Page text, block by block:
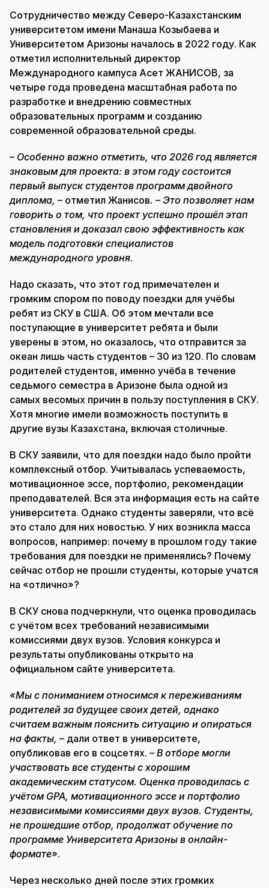
Сотрудничество между Северо-Казахстанским
университетом имени Манаша Козыбаева и
Университетом Аризоны началось в 2022 году. Как
отметил исполнительный директор
Международного кампуса Асет ЖАНИСОВ, за
четыре года проведена масштабная работа по
разработке и внедрению совместных
образовательных программ и созданию
современной образовательной среды.
– Особенно важно отметить, что 2026 год является
знаковым для проекта: в этом году состоится
первый выпуск студентов программ двойного
диплома, – отметил Жанисов. – Это позволяет нам
говорить о том, что проект успешно прошёл этап
становления и доказал свою эффективность как
модель подготовки специалистов
международного уровня.
Надо сказать, что этот год примечателен и
громким спором по поводу поездки для учёбы
ребят из СКУ в США. Об этом мечтали все
поступающие в университет ребята и были
уверены в этом, но оказалось, что отправится за
океан лишь часть студентов – 30 из 120. По словам
родителей студентов, именно учёба в течение
седьмого семестра в Аризоне была одной из
самых весомых причин в пользу поступления в СКУ.
Хотя многие имели возможность поступить в
другие вузы Казахстана, включая столичные.
В СКУ заявили, что для поездки надо было пройти
комплексный отбор. Учитывалась успеваемость,
мотивационное эссе, портфолио, рекомендации
преподавателей. Вся эта информация есть на сайте
университета. Однако студенты заверяли, что всё
это стало для них новостью. У них возникла масса
вопросов, например: почему в прошлом году такие
требования для поездки не применялись? Почему
сейчас отбор не прошли студенты, которые учатся
на «отлично»?
В СКУ снова подчеркнули, что оценка проводилась
с учётом всех требований независимыми
комиссиями двух вузов. Условия конкурса и
результаты опубликованы открыто на
официальном сайте университета.
«Мы с пониманием относимся к переживаниям
родителей за будущее своих детей, однако
считаем важным пояснить ситуацию и опираться
на факты, – дали ответ в университете,
опубликовав его в соцсетях. – В отборе могли
участвовать все студенты с хорошим
академическим статусом. Оценка проводилась с
учётом GPA, мотивационного эссе и портфолио
независимыми комиссиями двух вузов. Студенты,
не прошедшие отбор, продолжат обучение по
программе Университета Аризоны в онлайн-
формате».
Через несколько дней после этих громких